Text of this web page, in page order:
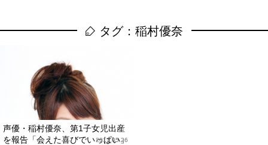
タグ：稲村優奈
声優・稲村優奈、第1子女児出産
を報告「会えた喜びでいっぱい」
2017.05.26